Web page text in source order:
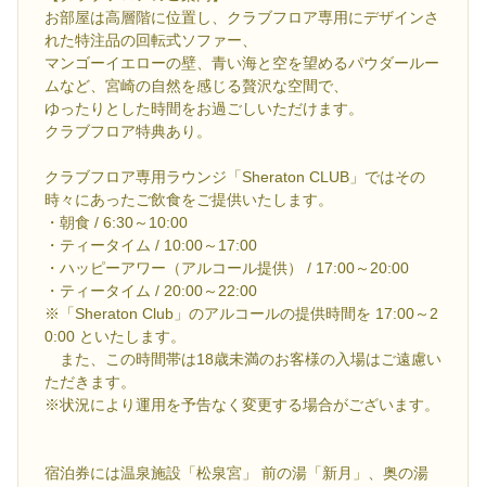
お部屋は高層階に位置し、クラブフロア専用にデザインさ
れた特注品の回転式ソファー、
マンゴーイエローの壁、青い海と空を望めるパウダールー
ムなど、宮崎の自然を感じる贅沢な空間で、
ゆったりとした時間をお過ごしいただけます。
クラブフロア特典あり。
クラブフロア専用ラウンジ「Sheraton CLUB」ではその
時々にあったご飲食をご提供いたします。
・朝食 / 6:30～10:00
・ティータイム / 10:00～17:00
・ハッピーアワー（アルコール提供） / 17:00～20:00
・ティータイム / 20:00～22:00
※「Sheraton Club」のアルコールの提供時間を 17:00～2
0:00 といたします。
また、この時間帯は18歳未満のお客様の入場はご遠慮い
ただきます。
※状況により運用を予告なく変更する場合がございます。
宿泊券には温泉施設「松泉宮」 前の湯「新月」、奥の湯